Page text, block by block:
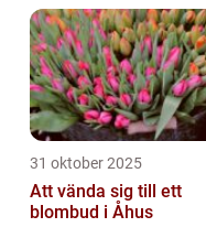
31 oktober 2025
Att vända sig till ett
blombud i Åhus